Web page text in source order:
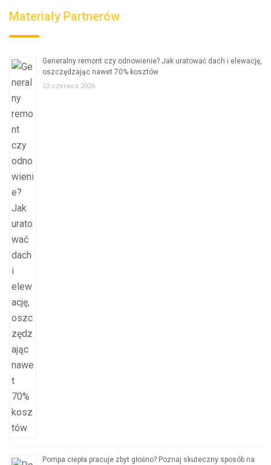
Materiały Partnerów
Generalny remont czy odnowienie? Jak uratować dach i elewację,
oszczędzając nawet 70% kosztów
23 czerwca 2026
Pompa ciepła pracuje zbyt głośno? Poznaj skuteczny sposób na